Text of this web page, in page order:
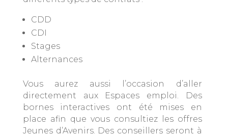
CDD
CDI
Stages
Alternances
Vous aurez aussi l’occasion d’aller
directement aux Espaces emploi. Des
bornes interactives ont été mises en
place afin que vous consultiez les offres
Jeunes d’Avenirs. Des conseillers seront à